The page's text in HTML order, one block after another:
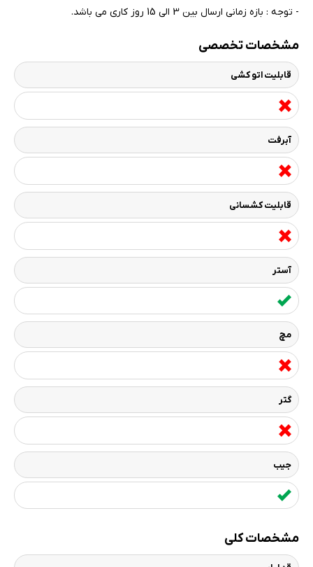
- توجه : بازه زمانی ارسال بین 3 الی 15 روز کاری می باشد.
مشخصات تخصصی
قابلیت اتو کشی
آبرفت
قابلیت کشسانی
آستر
مچ
گتر
جیب
مشخصات کلی